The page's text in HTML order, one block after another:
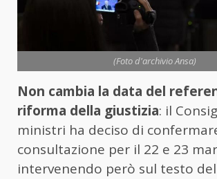
(Foto d'archivio Ansa)
Non cambia la data del
riforma della giustizia: il
ministri ha deciso di
consultazione per il 22 e 23
intervenendo però sul testo